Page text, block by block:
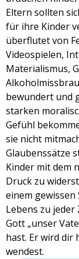
Eltern sollten
für ihre Kinder
überflutet von
Videospielen,
Materialismus,
bewundert und
starken
Gefühl
sie nicht
Glaubenssätze
Kinder mit dem
Druck zu
einem gewissen
Lebens zu
Gott „unser
hast. Er wird dir
wendest.